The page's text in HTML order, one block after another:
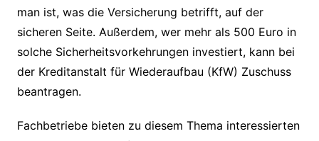
man ist, was die Versicherung betrifft, auf der
sicheren Seite. Außerdem, wer mehr als 500 Euro in
solche Sicherheitsvorkehrungen investiert, kann bei
der Kreditanstalt für Wiederaufbau (KfW) Zuschuss
beantragen.
Fachbetriebe bieten zu diesem Thema interessierten